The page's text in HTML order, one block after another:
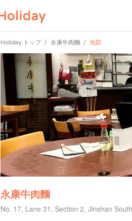
Holiday トップ 永康牛肉麵 地図
永康牛肉麵
No. 17, Lane 31, Section 2, Jinshan